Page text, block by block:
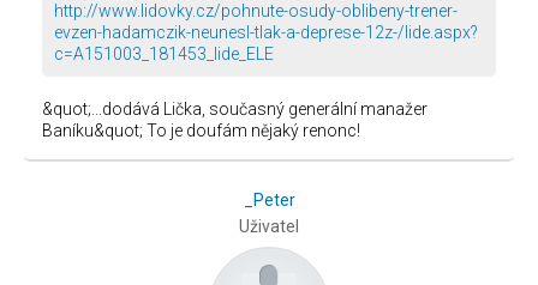
http://www.lidovky.cz/pohnute-osudy-oblibeny-trener-
evzen-hadamczik-neunesl-tlak-a-deprese-12z-/lide.aspx?
c=A151003_181453_lide_ELE
&quot;...dodává Lička, současný generální manažer
Baníku&quot; To je doufám nějaký renonc!
_Peter
Uživatel